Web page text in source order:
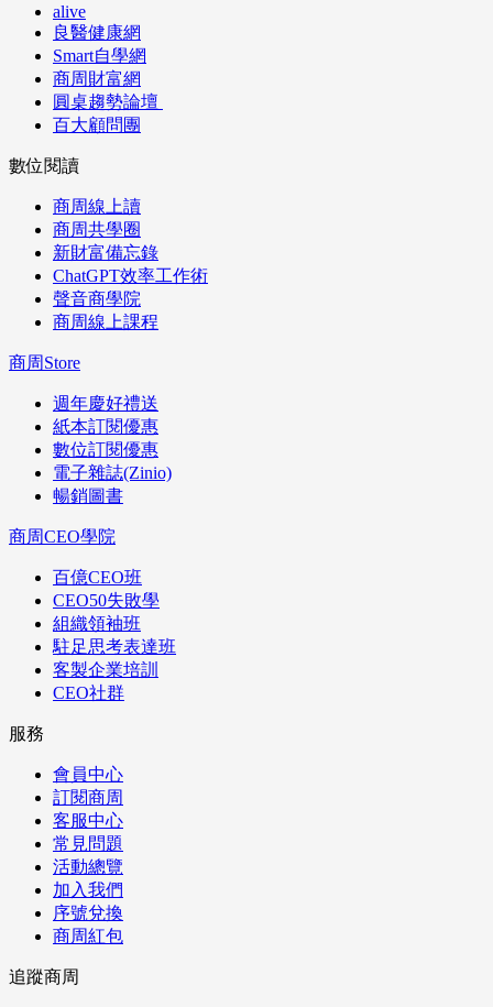
alive
良醫健康網
Smart自學網
商周財富網
圓桌趨勢論壇
百大顧問團
數位閱讀
商周線上讀
商周共學圈
新財富備忘錄
ChatGPT效率工作術
聲音商學院
商周線上課程
商周Store
週年慶好禮送
紙本訂閱優惠
數位訂閱優惠
電子雜誌(Zinio)
暢銷圖書
商周CEO學院
百億CEO班
CEO50失敗學
組織領袖班
駐足思考表達班
客製企業培訓
CEO社群
服務
會員中心
訂閱商周
客服中心
常見問題
活動總覽
加入我們
序號兌換
商周紅包
追蹤商周